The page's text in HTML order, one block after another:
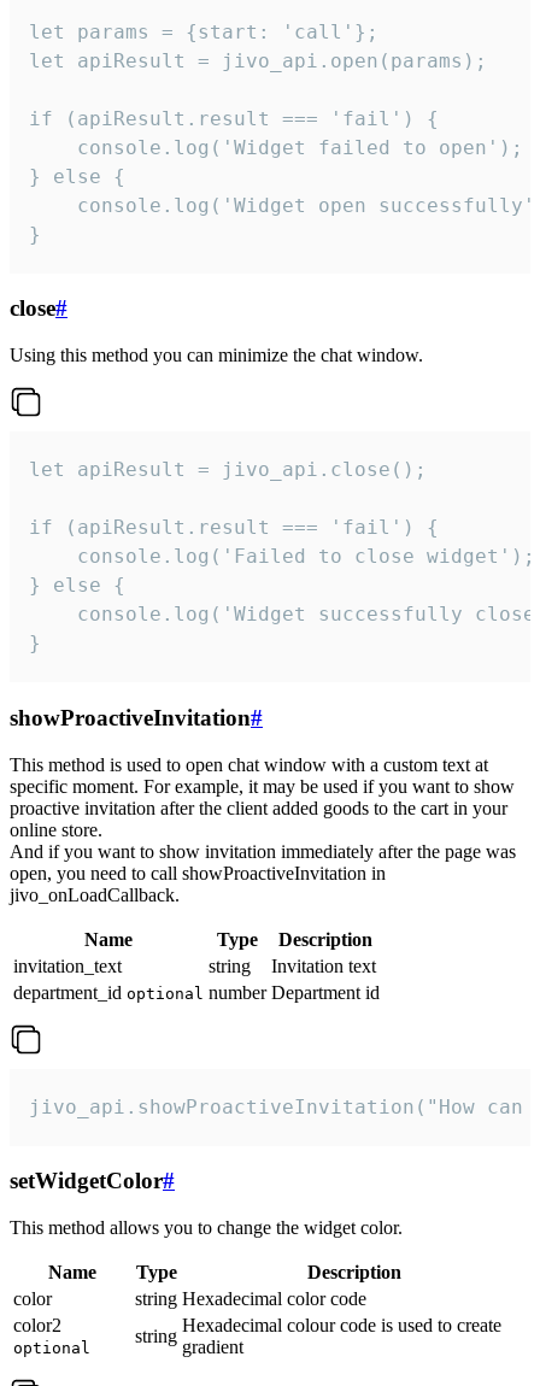
let params = {start: 'call'};
let apiResult = jivo_api.open(params);
if (apiResult.result === 'fail') {
    console.log('Widget failed to open');
} else {
console.log('Widget open
}
close#
Using this method you can minimize the chat window.
let apiResult = jivo_api.close();
if (apiResult.result === 'fail') {
    console.log('Failed to close widget');
} else {
console.log('Widget successfully
}
showProactiveInvitation#
This method is used to open chat window with a custom text at
specific moment. For example, it may be used if you want to show
proactive invitation after the client added goods to the cart in your
online store.
And if you want to show invitation immediately after the page was
open, you need to call showProactiveInvitation in
jivo_onLoadCallback.
Name Type
Description
invitation_text
string
Invitation text
department_id optional number Department id
jivo_api.showProactiveInvitation("How
setWidgetColor#
This method allows you to change the widget color.
Name Type
Description
color
string Hexadecimal color code
color2
optional
string
Hexadecimal colour code is used to create
gradient